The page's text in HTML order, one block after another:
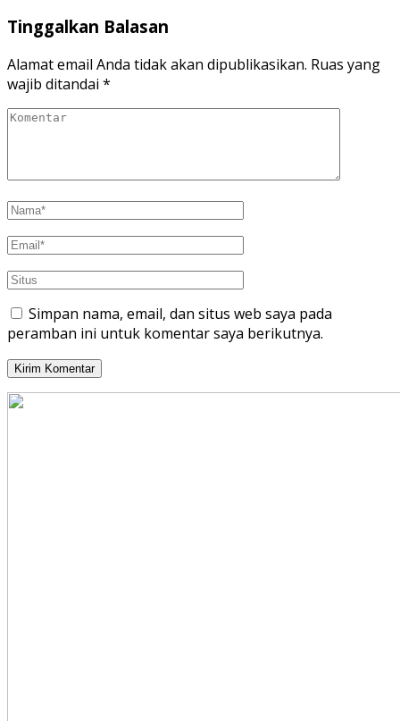
Tinggalkan Balasan
Alamat email Anda tidak akan dipublikasikan. Ruas yang
wajib ditandai *
Simpan nama, email, dan situs web saya pada
peramban ini untuk komentar saya berikutnya.